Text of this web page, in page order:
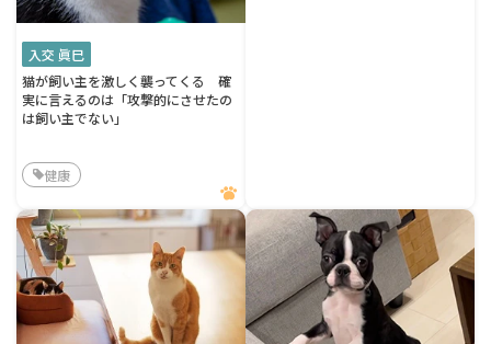
入交 眞巳
猫が飼い主を激しく襲ってくる 確
実に言えるのは「攻撃的にさせたの
は飼い主でない」
健康